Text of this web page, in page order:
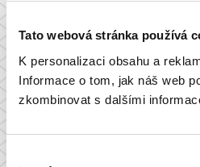
Tato webová stránka používá
K personalizaci obsahu a
Informace o tom, jak náš web
zkombinovat s dalšími